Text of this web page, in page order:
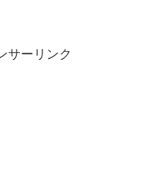
サーリンク